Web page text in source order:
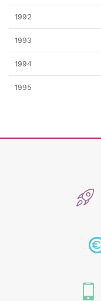
1992
1993
1994
1995